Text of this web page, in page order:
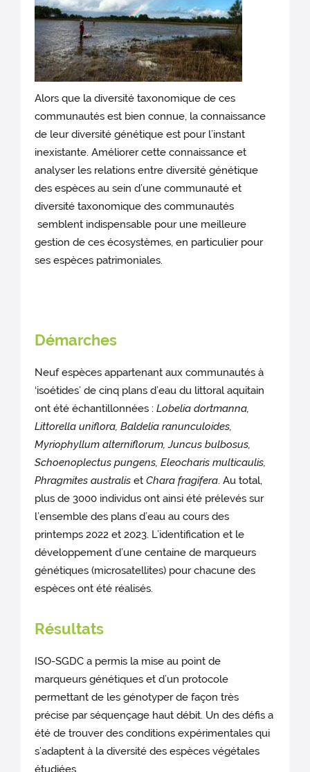
Alors que la diversité taxonomique de ces
communautés est bien connue, la connaissance
de leur diversité génétique est pour l’instant
inexistante. Améliorer cette connaissance et
analyser les relations entre diversité génétique
des espèces au sein d’une communauté et
diversité taxonomique des communautés
semblent indispensable pour une meilleure
gestion de ces écosystèmes, en particulier pour
ses espèces patrimoniales.
Démarches
Neuf espèces appartenant aux communautés à
‘isoétides’ de cinq plans d’eau du littoral aquitain
ont été échantillonnées :Lobelia dortmanna,
Littorella uniflora, Baldelia ranunculoides,
Myriophyllum alterniflorum, Juncus bulbosus,
Schoenoplectus pungens, Eleocharis multicaulis,
Phragmites australisetChara fragifera. Au total,
plus de 3000 individus ont ainsi été prélevés sur
l’ensemble des plans d’eau au cours des
printemps 2022 et 2023. L’identification et le
développement d’une centaine de marqueurs
génétiques (microsatellites) pour chacune des
espèces ont été réalisés.
Résultats
ISO-SGDC a permis la mise au point de
marqueurs génétiques et d’un protocole
permettant de les génotyper de façon très
précise par séquençage haut débit. Un des défis a
été de trouver des conditions expérimentales qui
s’adaptent à la diversité des espèces végétales
étudiées.